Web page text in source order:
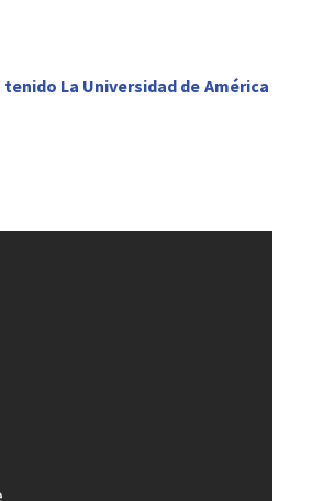
La Universidad de América